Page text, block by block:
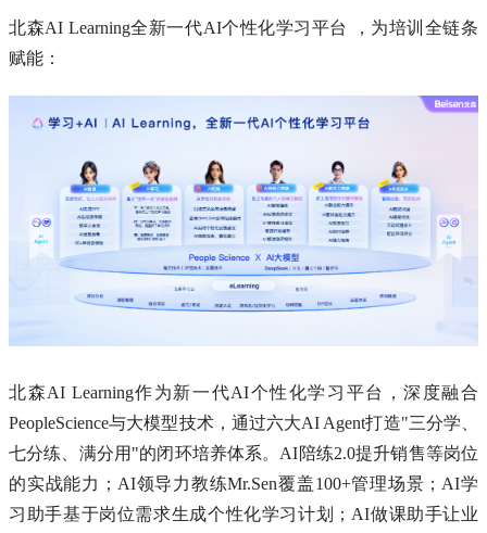
北森AI Learning全新一代AI个性化学习平台 ，为培训全链条
赋能：
北森AI Learning作为新一代AI个性化学习平台，深度融合
PeopleScience与大模型技术，通过六大AI Agent打造"三分学、
七分练、满分用"的闭环培养体系。AI陪练2.0提升销售等岗位
的实战能力；AI领导力教练Mr.Sen覆盖100+管理场景；AI学
习助手基于岗位需求生成个性化学习计划；AI做课助手让业